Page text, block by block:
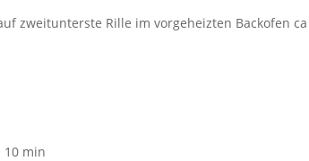
zweitunterste Rille im vorgeheizten Backofen
10 min